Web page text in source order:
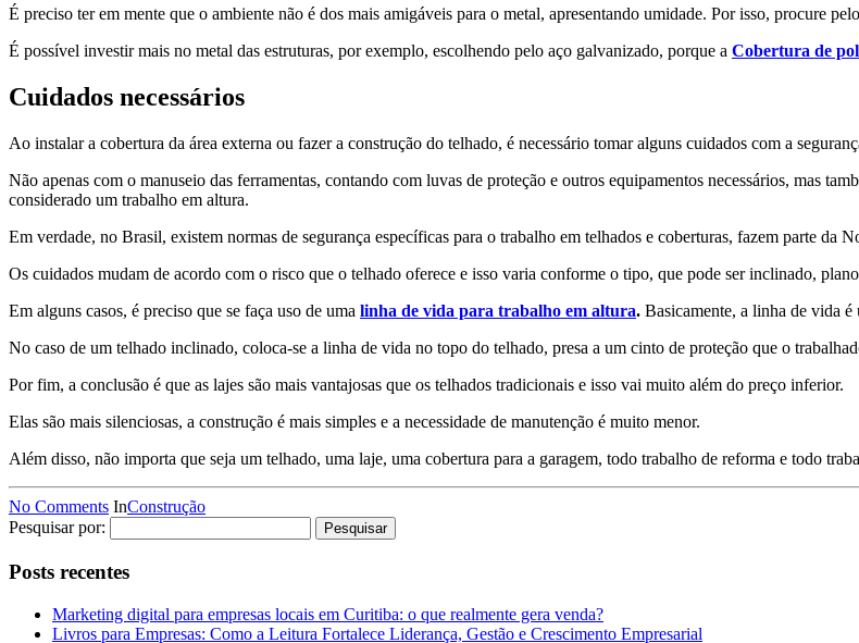
É preciso ter em mente que o ambiente não é dos mais amigáveis para o metal, apresentando umidade. Por isso, procure
É possível investir mais no metal das estruturas, por exemplo, escolhendo pelo aço galvanizado, porque a Cobertura de
Cuidados necessários
Ao instalar a cobertura da área externa ou fazer a construção do telhado, é necessário tomar alguns cuidados com a
Não apenas com o manuseio das ferramentas, contando com luvas de proteção e outros equipamentos necessários, mas
considerado um trabalho em altura.
Em verdade, no Brasil, existem normas de segurança específicas para o trabalho em telhados e coberturas, fazem parte da
Os cuidados mudam de acordo com o risco que o telhado oferece e isso varia conforme o tipo, que pode ser inclinado,
Em alguns casos, é preciso que se faça uso de uma linha de vida para trabalho em altura. Basicamente, a linha de vida
No caso de um telhado inclinado, coloca-se a linha de vida no topo do telhado, presa a um cinto de proteção que o
Por fim, a conclusão é que as lajes são mais vantajosas que os telhados tradicionais e isso vai muito além do preço inferior.
Elas são mais silenciosas, a construção é mais simples e a necessidade de manutenção é muito menor.
Além disso, não importa que seja um telhado, uma laje, uma cobertura para a garagem, todo trabalho de reforma e todo
No Comments InConstrução
Pesquisar por:
Posts recentes
Marketing digital para empresas locais em Curitiba: o que realmente gera venda?
Livros para Empresas: Como a Leitura Fortalece Liderança, Gestão e Crescimento Empresarial